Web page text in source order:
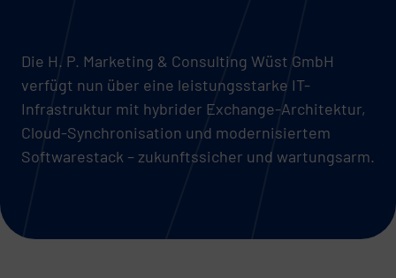
Die H. P. Marketing & Consulting Wüst GmbH
verfügt nun über eine leistungsstarke IT-
Infrastruktur mit hybrider Exchange-Architektur,
Cloud-Synchronisation und modernisiertem
Softwarestack – zukunftssicher und wartungsarm.